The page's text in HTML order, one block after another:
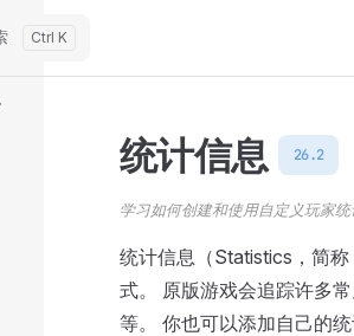
统计信息 26.2
学习如何创建和使用自定义玩家统
统计信息（Statistics，简
式。 原版游戏会追踪许多
等。 你也可以添加自己的